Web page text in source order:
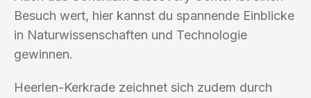
Besuch wert, hier kannst du spannende Einblicke
in Naturwissenschaften und Technologie
gewinnen.
Heerlen-Kerkrade zeichnet sich zudem durch